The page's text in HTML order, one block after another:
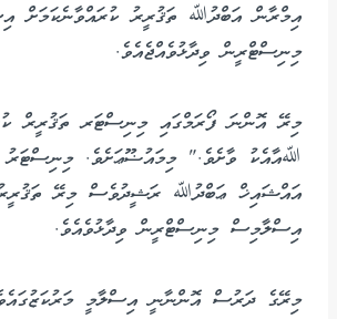
އިމްރާން އަބްދުﷲ ތަޤުރީރު ކުރައްވާނެކަމަށް
މިނިސްޓްރީން ވިދާޅުވެއްޖެއެވެ.
މިރޭ އޮންނަ ފޯރަމްގައި މިނިސްޓަރ ތަޤުރީރް
ﷲއާއެކު ވާށެވެ." މިމައުޟޫޢަށެވެ.
އައްޝައިޚް ޢަބްދުﷲ ރަޝީދުވެސް މިރޭ
އިސްލާމިސް މިނިސްޓްރީން ވިދާޅުވެއެވެ.
މިރޭގެ ދަރުސް އޮންނާނީ އިސްލާމީ